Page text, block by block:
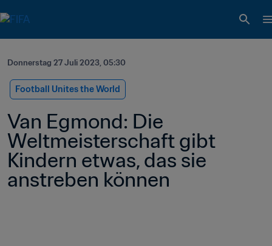
Donnerstag 27 Juli 2023, 05:30
Football Unites the World
Van Egmond: Die
Weltmeisterschaft gibt
Kindern etwas, das sie
anstreben können